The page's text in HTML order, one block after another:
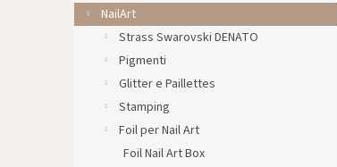
l
e
NailArt
Strass Swarovski DENATO
Pigmenti
Glitter e Paillettes
Stamping
Foil per Nail Art
Foil Nail Art Box